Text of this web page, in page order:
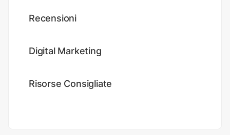
Recensioni
Digital Marketing
Risorse Consigliate